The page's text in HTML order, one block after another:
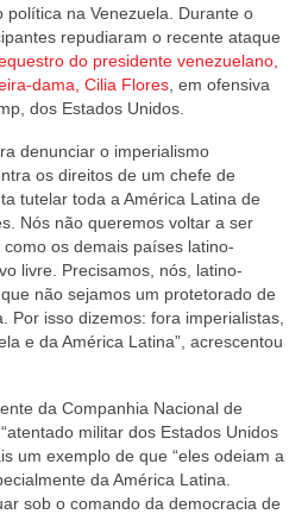
política na Venezuela. Durante o
repudiaram o recente ataque
do presidente venezuelano,
dama, Cilia Flores , em ofensiva
dos Estados Unidos.
denunciar o imperialismo
os direitos de um chefe de
tutelar toda a América Latina de
Nós não queremos voltar a ser
os demais países latino-
livre. Precisamos, nós, latino-
não sejamos um protetorado de
Por isso dizemos: fora imperialistas,
e da América Latina”, acrescentou
da Companhia Nacional de
militar dos Estados Unidos
um exemplo de que “eles odeiam a
da América Latina.
sob o comando da democracia de